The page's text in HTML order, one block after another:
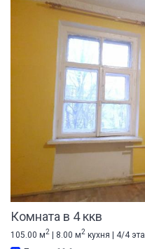
Комната в 4 ккв
105.00 м2 | 8.00 м2 кухня | 4/4